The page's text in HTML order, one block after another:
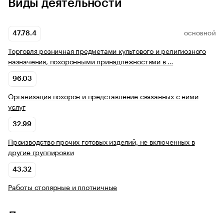
Виды деятельности
47.78.4 ОСНОВНОЙ
Торговля розничная предметами культового и религиозного
назначения, похоронными принадлежностями в …
96.03
Организация похорон и представление связанных с ними
услуг
32.99
Производство прочих готовых изделий, не включенных в
другие группировки
43.32
Работы столярные и плотничные